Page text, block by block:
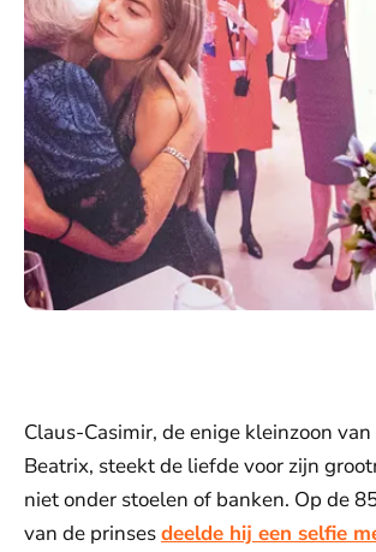
Prinses Beatrix bij een foto van haar met haar
Claus-Casimir, de enige kleinzoon
Beatrix, steekt de liefde voor zijn
niet onder stoelen of banken. Op de
van de prinsesdeelde hij een selfie